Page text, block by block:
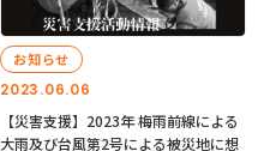
2023.06.06
お知らせ
【災害支援】2023年 梅雨前線による
大雨及び台風第2号による被災地に想